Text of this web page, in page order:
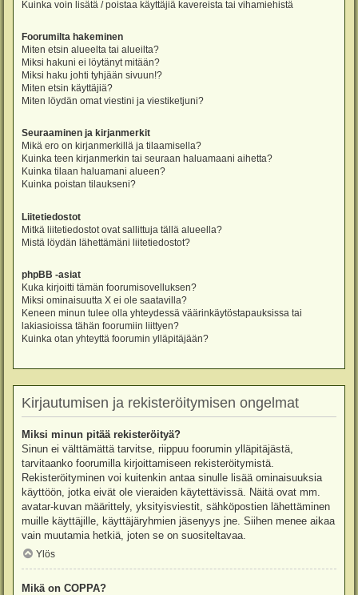
Kuinka voin lisätä / poistaa käyttäjiä kavereista tai vihamiehistä
Foorumilta hakeminen
Miten etsin alueelta tai alueilta?
Miksi hakuni ei löytänyt mitään?
Miksi haku johti tyhjään sivuun!?
Miten etsin käyttäjiä?
Miten löydän omat viestini ja viestiketjuni?
Seuraaminen ja kirjanmerkit
Mikä ero on kirjanmerkillä ja tilaamisella?
Kuinka teen kirjanmerkin tai seuraan haluamaani aihetta?
Kuinka tilaan haluamani alueen?
Kuinka poistan tilaukseni?
Liitetiedostot
Mitkä liitetiedostot ovat sallittuja tällä alueella?
Mistä löydän lähettämäni liitetiedostot?
phpBB -asiat
Kuka kirjoitti tämän foorumisovelluksen?
Miksi ominaisuutta X ei ole saatavilla?
Keneen minun tulee olla yhteydessä väärinkäytöstapauksissa tai
lakiasioissa tähän foorumiin liittyen?
Kuinka otan yhteyttä foorumin ylläpitäjään?
Kirjautumisen ja rekisteröitymisen ongelmat
Miksi minun pitää rekisteröityä?
Sinun ei välttämättä tarvitse, riippuu foorumin ylläpitäjästä,
tarvitaanko foorumilla kirjoittamiseen rekisteröitymistä.
Rekisteröityminen voi kuitenkin antaa sinulle lisää ominaisuuksia
käyttöön, jotka eivät ole vieraiden käytettävissä. Näitä ovat mm.
avatar-kuvan määrittely, yksityisviestit, sähköpostien lähettäminen
muille käyttäjille, käyttäjäryhmien jäsenyys jne. Siihen menee aikaa
vain muutamia hetkiä, joten se on suositeltavaa.
Ylös
Mikä on COPPA?